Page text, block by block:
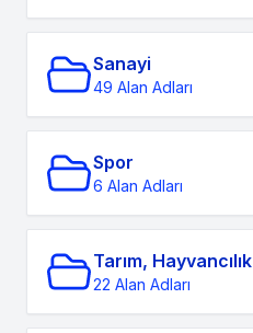
Sanayi
49 Alan Adları
Spor
6 Alan Adları
Tarım, Hayvancılık
22 Alan Adları